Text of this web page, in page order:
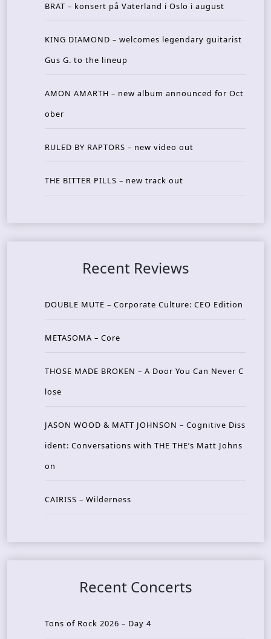
BRAT – konsert på Vaterland i Oslo i august
KING DIAMOND – welcomes legendary guitarist
Gus G. to the lineup
AMON AMARTH – new album announced for Oct
ober
RULED BY RAPTORS – new video out
THE BITTER PILLS – new track out
Recent Reviews
DOUBLE MUTE – Corporate Culture: CEO Edition
METASOMA – Core
THOSE MADE BROKEN – A Door You Can Never C
lose
JASON WOOD & MATT JOHNSON – Cognitive Diss
ident: Conversations with THE THE’s Matt Johns
on
CAIRISS – Wilderness
Recent Concerts
Tons of Rock 2026 – Day 4